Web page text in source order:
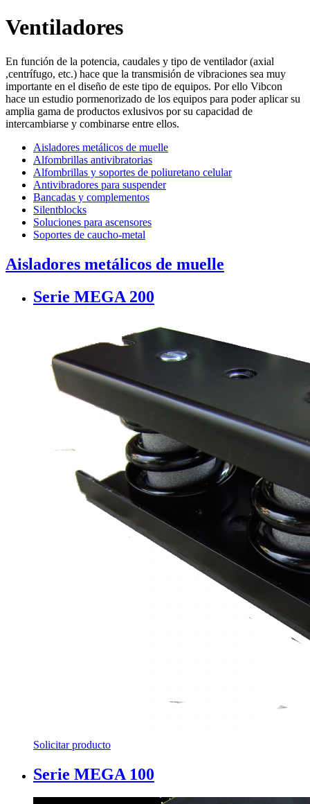
Ventiladores
En función de la potencia, caudales y tipo de ventilador (axial
,centrífugo, etc.) hace que la transmisión de vibraciones sea muy
importante en el diseño de este tipo de equipos. Por ello Vibcon
hace un estudio pormenorizado de los equipos para poder aplicar su
amplia gama de productos exlusivos por su capacidad de
intercambiarse y combinarse entre ellos.
Aisladores metálicos de muelle
Alfombrillas antivibratorias
Alfombrillas y soportes de poliuretano celular
Antivibradores para suspender
Bancadas y complementos
Silentblocks
Soluciones para ascensores
Soportes de caucho-metal
Aisladores metálicos de muelle
Serie MEGA 200
Solicitar producto
Serie MEGA 100